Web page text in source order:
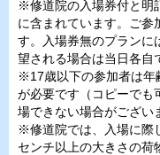
※修道院の入場券付と明
に含まれています。ご参
す。入場券無のプランに
望される場合は当日各自
※17歳以下の参加者は年
が必要です（コピーでも
場できない場合がござい
※修道院では、入場に際
センチ以上の大きさの荷